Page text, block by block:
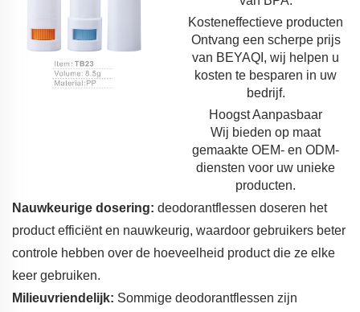
Kosteneffectieve producten
Ontvang een scherpe prijs
van BEYAQI, wij helpen u
kosten te besparen in uw
bedrijf.
Hoogst Aanpasbaar
Wij bieden op maat
gemaakte OEM- en ODM-
diensten voor uw unieke
producten.
Nauwkeurige dosering: deodorantflessen doseren het
product efficiënt en nauwkeurig, waardoor gebruikers beter
controle hebben over de hoeveelheid product die ze elke
keer gebruiken.
Milieuvriendelijk: Sommige deodorantflessen zijn